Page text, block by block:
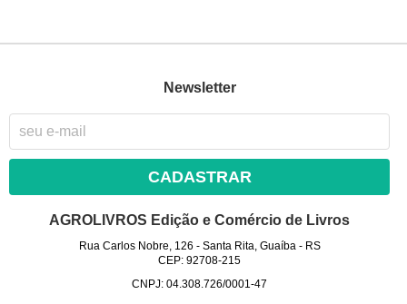
Newsletter
CADASTRAR
AGROLIVROS Edição e Comércio de Livros
Rua Carlos Nobre, 126 - Santa Rita, Guaíba- RS
CEP: 92708-215
CNPJ: 04.308.726/0001-47